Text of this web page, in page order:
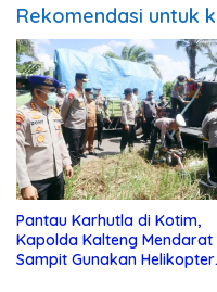
Rekomendasi untuk
Pantau Karhutla di Kotim,
Kapolda Kalteng Mendarat
Sampit Gunakan Helikopter